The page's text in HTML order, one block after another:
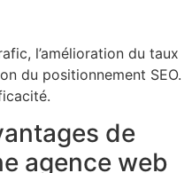
l’amélioration du taux
du positionnement SEO.
de
agence web